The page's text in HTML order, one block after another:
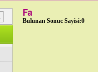
Fa
Bulunan Sonuc Sayisi:0